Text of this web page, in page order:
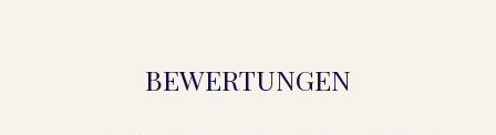
BEWERTUNGEN